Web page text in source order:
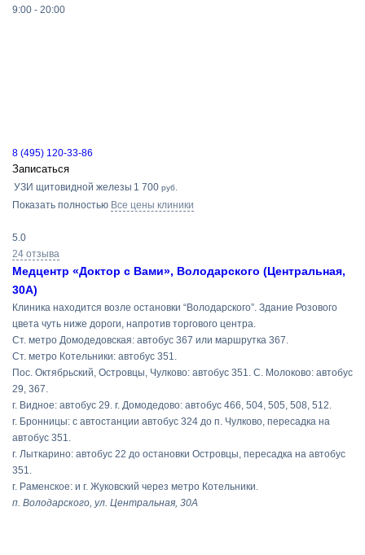
9:00 - 20:00
8 (495) 120-33-86
Записаться
УЗИ щитовидной железы 1 700 руб.
Показать полностью Все цены клиники
5.0
24 отзыва
Медцентр «Доктор с Вами», Володарского (Центральная,
30А)
Клиника находится возле остановки “Володарского”. Здание Розового
цвета чуть ниже дороги, напротив торгового центра.
Ст. метро Домодедовская: автобус 367 или маршрутка 367.
Ст. метро Котельники: автобус 351.
Пос. Октябрьский, Островцы, Чулково: автобус 351. С. Молоково: автобус
29, 367.
г. Видное: автобус 29. г. Домодедово: автобус 466, 504, 505, 508, 512.
г. Бронницы: с автостанции автобус 324 до п. Чулково, пересадка на
автобус 351.
г. Лыткарино: автобус 22 до остановки Островцы, пересадка на автобус
351.
г. Раменское: и г. Жуковский через метро Котельники.
п. Володарского, ул. Центральная, 30А